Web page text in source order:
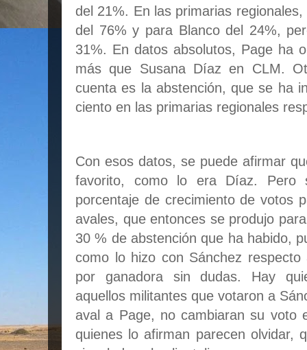
del 21%. En las primarias
del 76% y para Blanco del 24%,
31%. En datos absolutos, Page ha
más que Susana Díaz en CLM.
cuenta es la abstención, que se ha
ciento en las primarias regionales
Con esos datos, se puede afirmar
favorito, como lo era Díaz. Pero
porcentaje de crecimiento de votos
avales, que entonces se produjo
30 % de abstención que ha habido,
como lo hizo con Sánchez
por ganadora sin dudas. Hay
aquellos militantes que votaron a
aval a Page, no cambiaran su voto
quienes lo afirman parecen olvidar,